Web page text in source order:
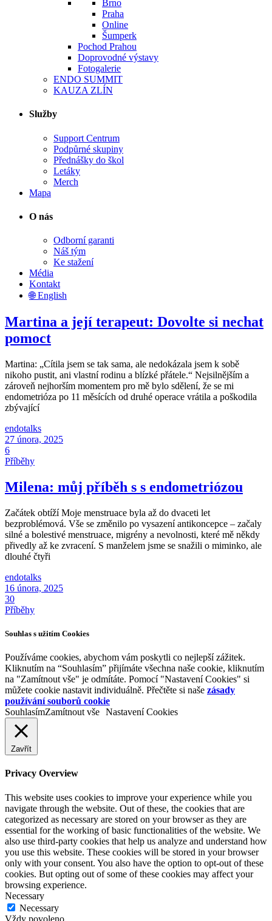
Brno
Praha
Online
Šumperk
Pochod Prahou
Doprovodné výstavy
Fotogalerie
ENDO SUMMIT
KAUZA ZLÍN
Služby
Support Centrum
Podpůrné skupiny
Přednášky do škol
Letáky
Merch
Mapa
O nás
Odborní garanti
Náš tým
Ke stažení
Média
Kontakt
🌐 English
Martina a její terapeut: Dovolte si nechat
pomoct
Martina: „Cítila jsem se tak sama, ale nedokázala jsem k sobě
nikoho pustit, ani vlastní rodinu a blízké přátele.“ Nejsilnějším a
zároveň nejhorším momentem pro mě bylo sdělení, že se mi
endometrióza po 11 měsících od druhé operace vrátila a poškodila
zbývající
endotalks
27 února, 2025
6
Příběhy
Milena: můj příběh s s endometriózou
Začátek obtíží Moje menstruace byla až do dvaceti let
bezproblémová. Vše se změnilo po vysazení antikoncepce – začaly
silné a bolestivé menstruace, migrény a nevolnosti, které mě někdy
přivedly až ke zvracení. S manželem jsme se snažili o miminko, ale
dlouhé čtyři
endotalks
16 února, 2025
30
Příběhy
Souhlas s užitím Cookies
Používáme cookies, abychom vám poskytli co nejlepší zážitek.
Kliknutím na “Souhlasím” přijímáte všechna naše cookie, kliknutím
na "Zamítnout vše" je odmítáte. Pomocí "Nastavení Cookies" si
můžete cookie nastavit individuálně. Přečtěte si naše zásady
používání souborů cookie
SouhlasímZamítnout vše Nastavení Cookies
Zavřít
Privacy Overview
This website uses cookies to improve your experience while you
navigate through the website. Out of these, the cookies that are
categorized as necessary are stored on your browser as they are
essential for the working of basic functionalities of the website. We
also use third-party cookies that help us analyze and understand how
you use this website. These cookies will be stored in your browser
only with your consent. You also have the option to opt-out of these
cookies. But opting out of some of these cookies may affect your
browsing experience.
Necessary
Necessary
Vždy povoleno